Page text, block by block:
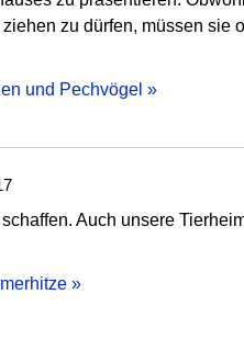
zu dürfen, müssen sie
und Pechvögel »
Auch unsere
»